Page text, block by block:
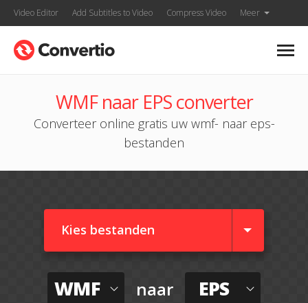
Video Editor Add Subtitles to Video Compress Video Meer
WMF naar EPS converter
Converteer online gratis uw wmf- naar eps-
bestanden
Kies bestanden
WMF naar EPS